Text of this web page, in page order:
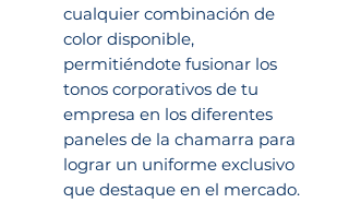
cualquier combinación de
color disponible,
permitiéndote fusionar los
tonos corporativos de tu
empresa en los diferentes
paneles de la chamarra para
lograr un uniforme exclusivo
que destaque en el mercado.